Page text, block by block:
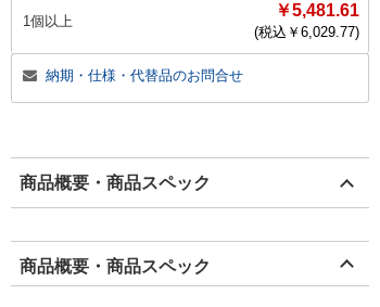
1個以上
￥5,481.61
(税込￥ 6,029.77)
納期・仕様・代替品のお問合せ
商品概要・商品スペック
商品概要・商品スペック